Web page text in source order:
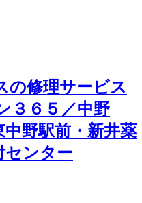
の修理サービス
３６５／中野
中野駅前・新井薬
センター